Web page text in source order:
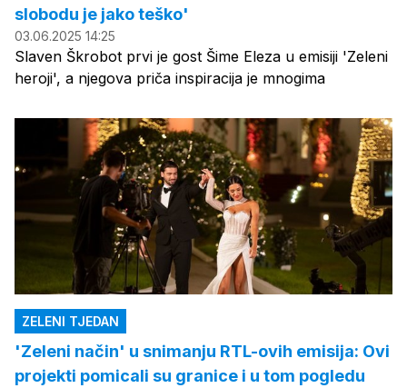
slobodu je jako teško'
03.06.2025 14:25
Slaven Škrobot prvi je gost Šime Eleza u emisiji 'Zeleni
heroji', a njegova priča inspiracija je mnogima
ZELENI TJEDAN
'Zeleni način' u snimanju RTL-ovih emisija: Ovi
projekti pomicali su granice i u tom pogledu